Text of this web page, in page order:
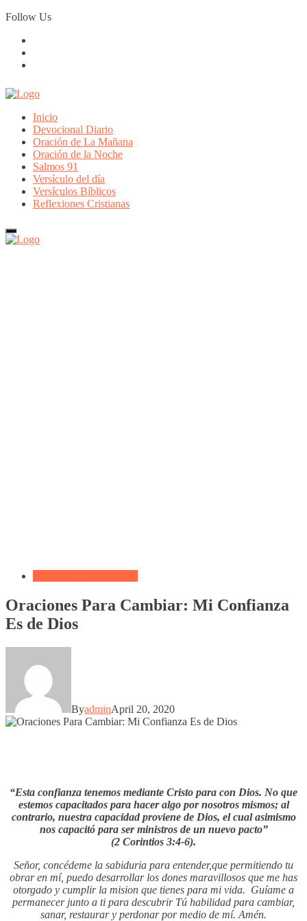
Skip
to
Follow Us
Inicio
Devocional Diario
Oración de La Mañana
Oración de la Noche
Salmos 91
Versículo del día
Versículos Bíblicos
Reflexiones Cristianas
Oraciones Para Cambiar: Mi Confianza
Es de Dios
ByadminApril 20, 2020
“Esta confianza tenemos mediante Cristo para con Dios. No que
estemos capacitados para hacer algo por nosotros mismos; al
contrario, nuestra capacidad proviene de Dios, el cual asimismo
nos capacitó para ser ministros de un nuevo pacto”
(2 Corintios 3:4-6).
Señor, concédeme la sabiduria para entender,que permitiendo tu
obrar en mí, puedo desarrollar los dones maravillosos que me has
otorgado y cumplir la mision que tienes para mi vida. Guíame a
permanecer junto a ti para descubrir Tú habilidad para cambiar,
sanar, restaurar y perdonar por medio de mí. Amén.